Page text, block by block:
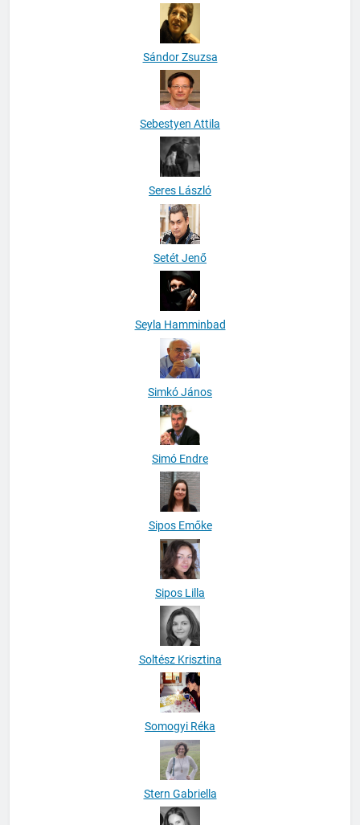
Sándor Zsuzsa
Sebestyen Attila
Seres László
Setét Jenő
Seyla Hamminbad
Simkó János
Simó Endre
Sipos Emőke
Sipos Lilla
Soltész Krisztina
Somogyi Réka
Stern Gabriella